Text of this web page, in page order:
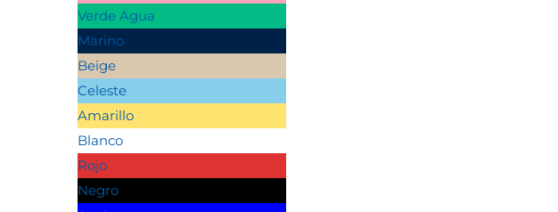
Verde Agua
Marino
Beige
Celeste
Amarillo
Blanco
Rojo
Negro